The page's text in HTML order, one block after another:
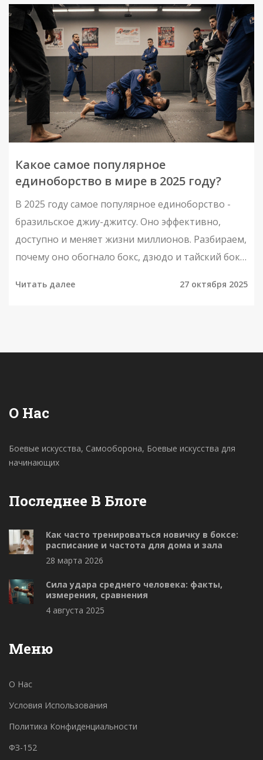
Какое самое популярное
единоборство в мире в 2025 году?
В 2025 году самое популярное единоборство -
бразильское джиу-джитсу. Оно эффективно,
доступно и меняет жизни миллионов. Разбираем,
почему оно обогнало бокс, дзюдо и тайский бокс,
Читать далее 27 октября 2025
О Нас
Боевые искусства, Самооборона, Боевые искусства для
начинающих
Последнее В Блоге
Как часто тренироваться новичку в боксе:
расписание и частота для дома и зала
28 марта 2026
Сила удара среднего человека: факты,
измерения, сравнения
4 августа 2025
Меню
О Нас
Условия Использования
Политика Конфиденциальности
ФЗ-152